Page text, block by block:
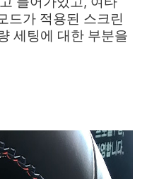
드가 적용된 스크린
세팅에 대한 부분을